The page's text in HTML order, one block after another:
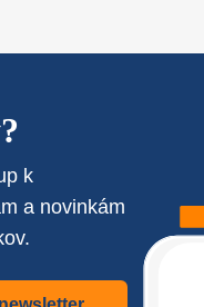
k
a novinkám